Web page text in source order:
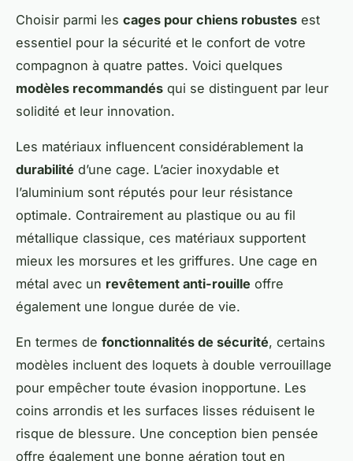
Choisir parmi les cages pour chiens robustes est
essentiel pour la sécurité et le confort de votre
compagnon à quatre pattes. Voici quelques
modèles recommandés qui se distinguent par leur
solidité et leur innovation.
Les matériaux influencent considérablement la
durabilité d’une cage. L’acier inoxydable et
l’aluminium sont réputés pour leur résistance
optimale. Contrairement au plastique ou au fil
métallique classique, ces matériaux supportent
mieux les morsures et les griffures. Une cage en
métal avec un revêtement anti-rouille offre
également une longue durée de vie.
En termes de fonctionnalités de sécurité, certains
modèles incluent des loquets à double verrouillage
pour empêcher toute évasion inopportune. Les
coins arrondis et les surfaces lisses réduisent le
risque de blessure. Une conception bien pensée
offre également une bonne aération tout en